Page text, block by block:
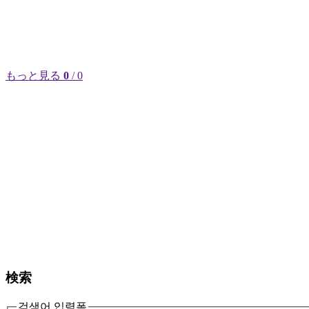
もっと見る 0 / 0
検索
검색어 입력폼